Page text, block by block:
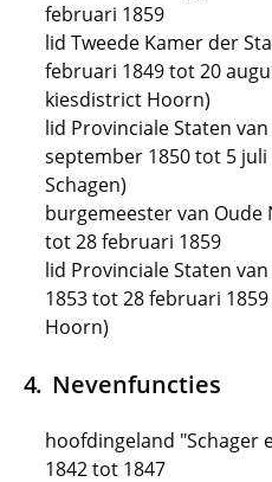
februari 1859
lid Tweede Kamer der
februari 1849 tot 20
kiesdistrict Hoorn)
lid Provinciale Staten
september 1850 tot 5
Schagen)
burgemeester van Oude
tot 28 februari 1859
lid Provinciale Staten
1853 tot 28 februari
Hoorn)
Nevenfuncties
hoofdingeland "Schager
1842 tot 1847